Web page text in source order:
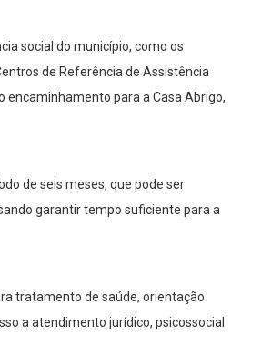
social do município, como os
de Referência de Assistência
encaminhamento para a Casa Abrigo,
de seis meses, que pode ser
garantir tempo suficiente para a
tratamento de saúde, orientação
a atendimento jurídico, psicossocial